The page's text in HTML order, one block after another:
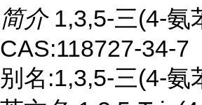
简介 1,3,5-三(4-氨
CAS:118727-34-7
别名:1,3,5-三(4-氨